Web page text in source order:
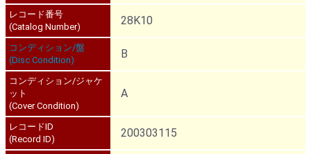
レコード番号
(Catalog Number)
28K10
コンディション/盤
(Disc Condition)
B
コンディション/ジャケ
ット
(Cover Condition)
A
レコードID
(Record ID)
200303115